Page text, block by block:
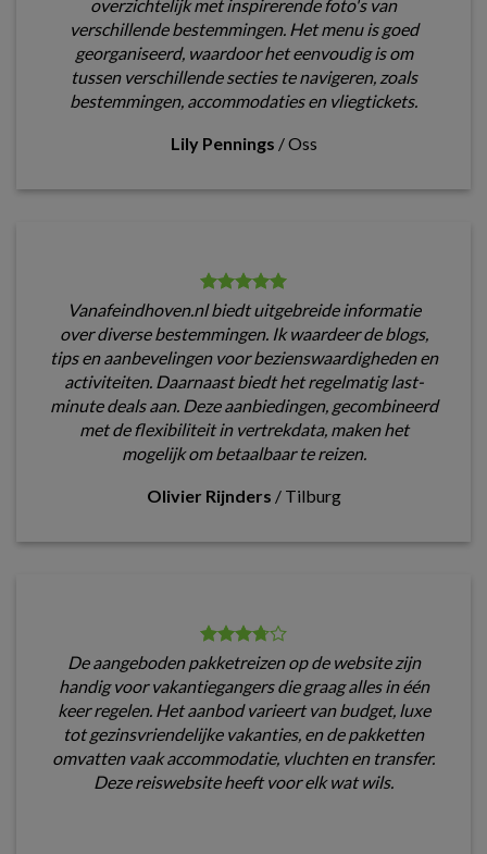
overzichtelijk met inspirerende foto's van
verschillende bestemmingen. Het menu is goed
georganiseerd, waardoor het eenvoudig is om
tussen verschillende secties te navigeren, zoals
bestemmingen, accommodaties en vliegtickets.
Lily Pennings /Oss
Vanafeindhoven.nl biedt uitgebreide informatie
over diverse bestemmingen. Ik waardeer de blogs,
tips en aanbevelingen voor bezienswaardigheden en
activiteiten. Daarnaast biedt het regelmatig last-
minute deals aan. Deze aanbiedingen, gecombineerd
met de flexibiliteit in vertrekdata, maken het
mogelijk om betaalbaar te reizen.
Olivier Rijnders / Tilburg
De aangeboden pakketreizen op de website zijn
handig voor vakantiegangers die graag alles in één
keer regelen. Het aanbod varieert van budget, luxe
tot gezinsvriendelijke vakanties, en de pakketten
omvatten vaak accommodatie, vluchten en transfer.
Deze reiswebsite heeft voor elk wat wils.